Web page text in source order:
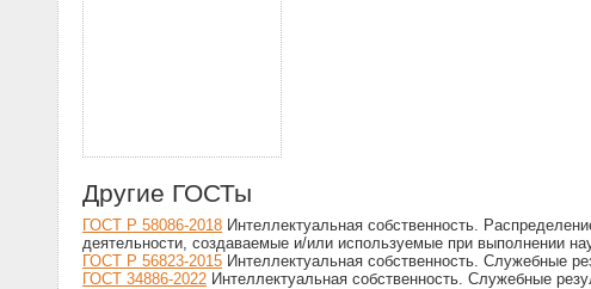
Другие ГОСТы
ГОСТ Р 58086-2018 Интеллектуальная собственность.
деятельности, создаваемые и/или используемые при выполнении
ГОСТ Р 56823-2015 Интеллектуальная собственность. Служебные
ГОСТ 34886-2022 Интеллектуальная собственность. Служебные